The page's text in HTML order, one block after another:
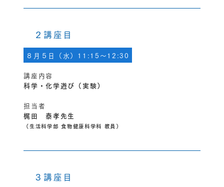
２講座目
８月５日（水）11:15～12:30
講座内容
科学・化学遊び（実験）
担当者
梶田 泰孝先生
（生活科学部 食物健康科学科 教員）
３講座目